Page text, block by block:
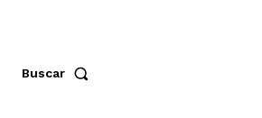
Buscar